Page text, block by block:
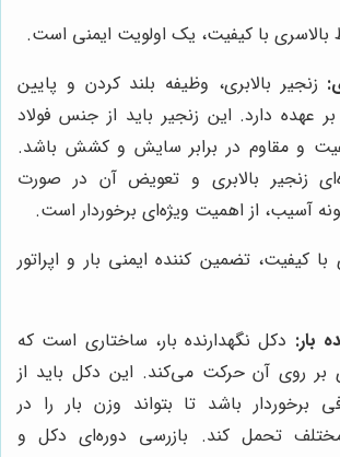
بالاسری با کیفیت، یک اولویت ایمنی است.
زنجیر بالابری، وظیفه بلند کردن و پایین
بر عهده دارد. این زنجیر باید از جنس فولاد
و مقاوم در برابر سایش و کشش باشد.
زنجیر بالابری و تعویض آن در صورت
آسیب، از اهمیت ویژه‌ای برخوردار است.
با کیفیت، تضمین کننده ایمنی بار و اپراتور
بار: دکل نگهدارنده بار، ساختاری است که
بر روی آن حرکت می‌کند. این دکل باید از
برخوردار باشد تا بتواند وزن بار را در
مختلف تحمل کند. بازرسی دوره‌ای دکل و